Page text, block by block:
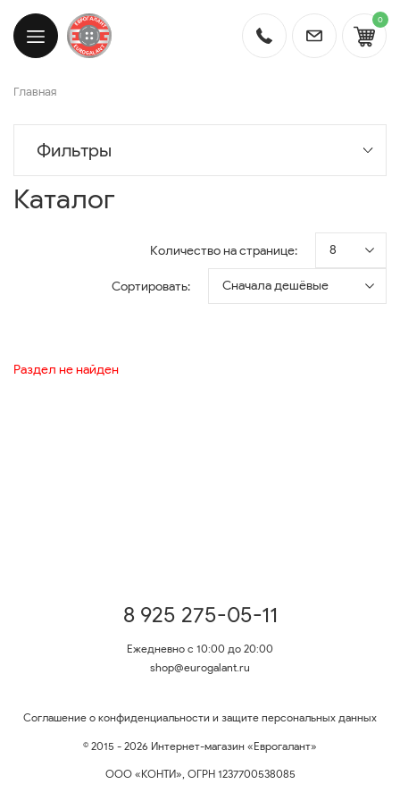
0
Главная
Фильтры
Каталог
Количество на странице: 8
Сортировать: Сначала дешёвые
Раздел не найден
8 925 275-05-11
Ежедневно с 10:00 до 20:00
shop@eurogalant.ru
Соглашение о конфиденциальности и защите персональных данных
© 2015 - 2026 Интернет-магазин «Еврогалант»
ООО «КОНТИ», ОГРН 1237700538085